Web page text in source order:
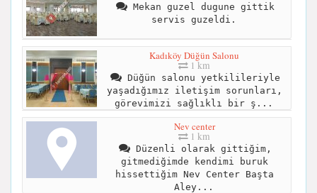
Mekan guzel dugune gittik
servis guzeldi.
Kadıköy Düğün Salonu
1 km
Düğün salonu yetkilileriyle
yaşadığımız iletişim sorunları,
görevimizi sağlıklı bir ş...
Nev center
1 km
Düzenli olarak gittiğim,
gitmediğimde kendimi buruk
hissettiğim Nev Center Başta
Aley...